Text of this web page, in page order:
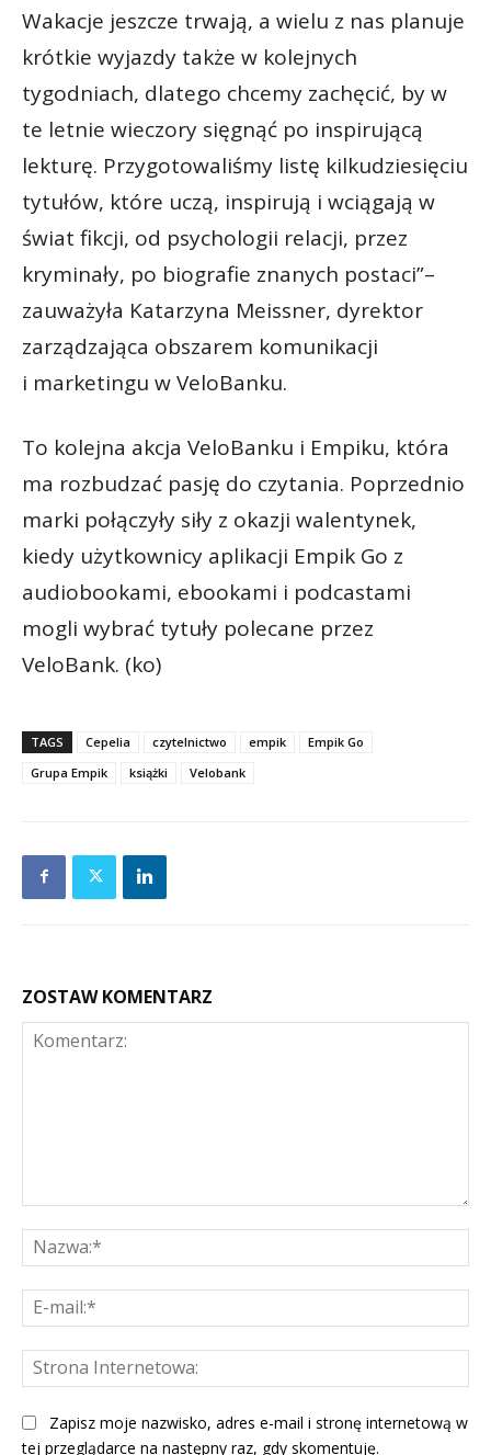
Wakacje jeszcze trwają, a wielu z nas planuje
krótkie wyjazdy także w kolejnych
tygodniach, dlatego chcemy zachęcić, by w
te letnie wieczory sięgnąć po inspirującą
lekturę. Przygotowaliśmy listę kilkudziesięciu
tytułów, które uczą, inspirują i wciągają w
świat fikcji, od psychologii relacji, przez
kryminały, po biografie znanych postaci”–
zauważyła Katarzyna Meissner, dyrektor
zarządzająca obszarem komunikacji
i marketingu w VeloBanku.
To kolejna akcja VeloBanku i Empiku, która
ma rozbudzać pasję do czytania. Poprzednio
marki połączyły siły z okazji walentynek,
kiedy użytkownicy aplikacji Empik Go z
audiobookami, ebookami i podcastami
mogli wybrać tytuły polecane przez
VeloBank. (ko)
TAGS Cepelia czytelnictwo empik
Empik Go
Grupa Empik
książki Velobank
ZOSTAW KOMENTARZ
Zapisz moje nazwisko, adres e-mail i stronę internetową w
tej przeglądarce na następny raz, gdy skomentuję.